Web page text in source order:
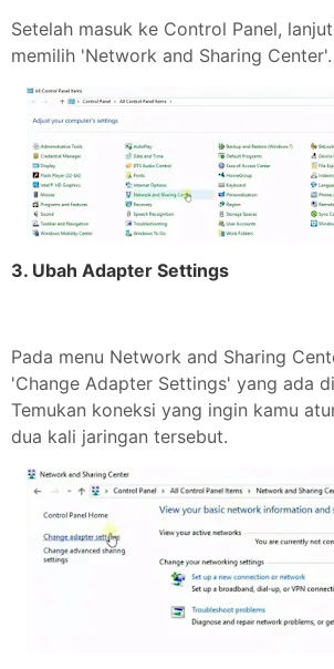
Setelah masuk ke Control Panel,
memilih 'Network and Sharing Center'.
3. Ubah Adapter Settings
Pada menu Network and Sharing
'Change Adapter Settings' yang ada
Temukan koneksi yang ingin kamu
dua kali jaringan tersebut.